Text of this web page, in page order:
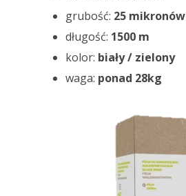
grubość: 25 mikronów
długość: 1500 m
kolor: biały / zielony
waga: ponad 28kg